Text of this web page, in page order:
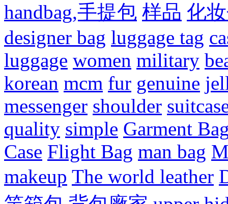
handbag,手提包 样品 化
designer bag luggage tag
luggage women military
korean mcm fur genuine
messenger shoulder
quality simple Garment
Case Flight Bag man bag
makeup The world leather